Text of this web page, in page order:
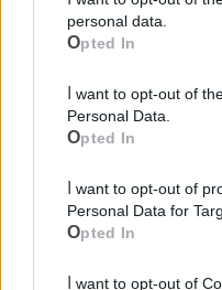
personal data.
Opted In
Personal Data.
Opted In
Personal Data for
Opted In
Cia Agricoltori
Mari
Scopri tutte le notizie, gli